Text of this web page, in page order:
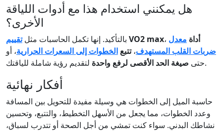
هل يمكنني استخدام هذا مع أدوات اللياقة
الأخرى؟
بالتأكيد. إنها تكمل الحاسبات مثلتقييم VO2 max، أداة معدل
ضربات القلب المستهدف،تتبع الخطوات إلى السعرات الحرارية، أو
حتى صيغة الحد الأقصى لرفع واحدة لتقديم رؤية شاملة للياقتك.
أفكار نهائية
حاسبة الميل إلى الخطوات هي وسيلة مفيدة للتحويل بين المسافة
وعدد الخطوات، مما يجعل من الأسهل التخطيط، والتتبع، وتحسين
نشاطك البدني. سواء كنت تمشي من أجل الصحة أو تتدرب لسباق،